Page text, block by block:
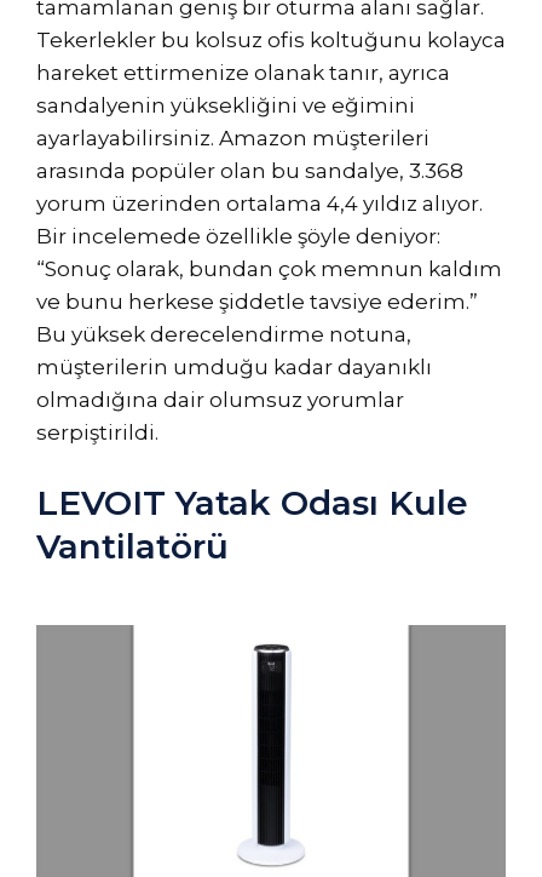
tamamlanan geniş bir oturma alanı sağlar.
Tekerlekler bu kolsuz ofis koltuğunu kolayca
hareket ettirmenize olanak tanır, ayrıca
sandalyenin yüksekliğini ve eğimini
ayarlayabilirsiniz. Amazon müşterileri
arasında popüler olan bu sandalye, 3.368
yorum üzerinden ortalama 4,4 yıldız alıyor.
Bir incelemede özellikle şöyle deniyor:
“Sonuç olarak, bundan çok memnun kaldım
ve bunu herkese şiddetle tavsiye ederim.”
Bu yüksek derecelendirme notuna,
müşterilerin umduğu kadar dayanıklı
olmadığına dair olumsuz yorumlar
serpiştirildi.
LEVOIT Yatak Odası Kule
Vantilatörü